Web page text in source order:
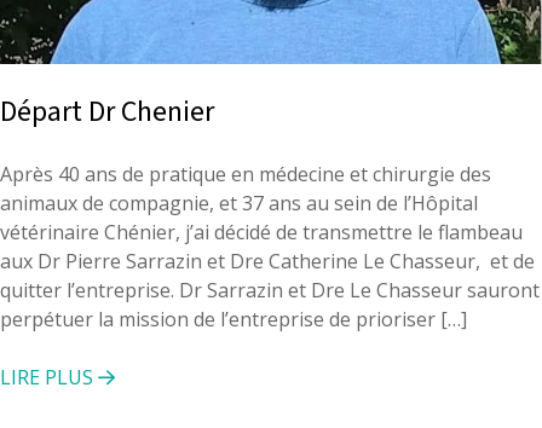
Départ Dr Chenier
Après 40 ans de pratique en médecine et chirurgie des
animaux de compagnie, et 37 ans au sein de l’Hôpital
vétérinaire Chénier, j’ai décidé de transmettre le flambeau
aux Dr Pierre Sarrazin et Dre Catherine Le Chasseur, et de
quitter l’entreprise. Dr Sarrazin et Dre Le Chasseur sauront
perpétuer la mission de l’entreprise de prioriser […]
LIRE PLUS